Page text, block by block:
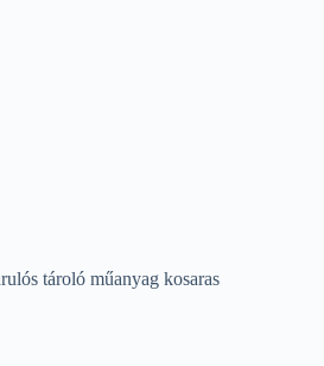
tároló műanyag kosaras